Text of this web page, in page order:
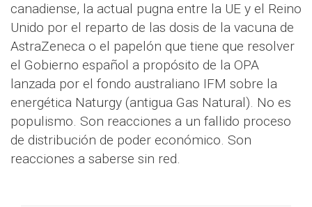
canadiense, la actual pugna entre la UE y el Reino
Unido por el reparto de las dosis de la vacuna de
AstraZeneca o el papelón que tiene que resolver
el Gobierno español a propósito de la OPA
lanzada por el fondo australiano IFM sobre la
energética Naturgy (antigua Gas Natural). No es
populismo. Son reacciones a un fallido proceso
de distribución de poder económico. Son
reacciones a saberse sin red.